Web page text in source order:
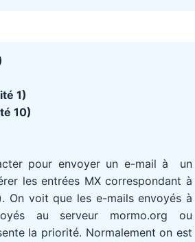
1)
10)
pour envoyer un e-mail à un
les entrées MX correspondant à
On voit que les e-mails envoyés à
au serveur mormo.org ou
la priorité. Normalement on est